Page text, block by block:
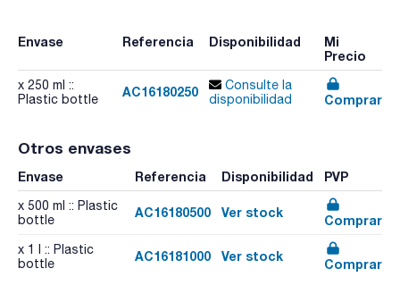
Envase Referencia Disponibilidad
Mi
Precio
x 250 ml ::
Plastic bottle
AC16180250
Consulte la
disponibilidad
Comprar
Otros envases
Envase Referencia Disponibilidad PVP
x 500 ml :: Plastic
bottle
AC16180500 Ver stock
Comprar
x 1 l :: Plastic
bottle
AC16181000 Ver stock
Comprar